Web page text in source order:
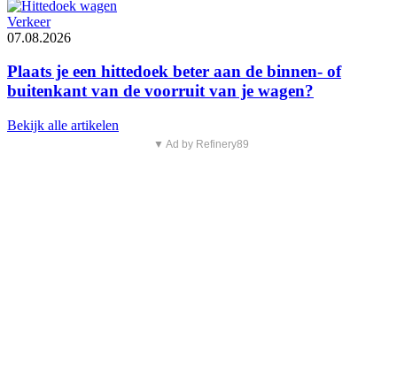
Verkeer
07.08.2026
Plaats je een hittedoek beter aan de binnen- of
buitenkant van de voorruit van je wagen?
Bekijk alle artikelen
▼ Ad by Refinery89